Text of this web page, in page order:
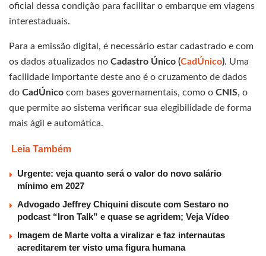
oficial dessa condição para facilitar o embarque em viagens
interestaduais.
Para a emissão digital, é necessário estar cadastrado e com
os dados atualizados no Cadastro Único (CadÚnico). Uma
facilidade importante deste ano é o cruzamento de dados
do CadÚnico com bases governamentais, como o CNIS, o
que permite ao sistema verificar sua elegibilidade de forma
mais ágil e automática.
Leia Também
Urgente: veja quanto será o valor do novo salário
mínimo em 2027
Advogado Jeffrey Chiquini discute com Sestaro no
podcast “Iron Talk” e quase se agridem; Veja Vídeo
Imagem de Marte volta a viralizar e faz internautas
acreditarem ter visto uma figura humana